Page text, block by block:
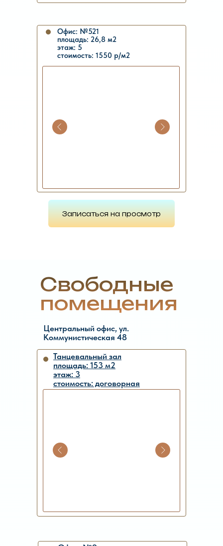
Записаться на просмотр
Офис: №521
площадь: 26,8 м2
этаж: 5
стоимость: 1550 р/м2
Свободные
помещения
Центральный офис, ул.
Коммунистическая 48
Танцевальный зал
площадь: 153 м2
этаж: 3
стоимость: договорная